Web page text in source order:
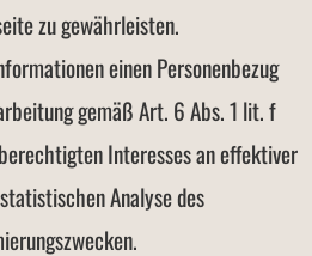
zu gewährleisten.
einen Personenbezug
gemäß Art. 6 Abs. 1 lit. f
Interesses an effektiver
Analyse des